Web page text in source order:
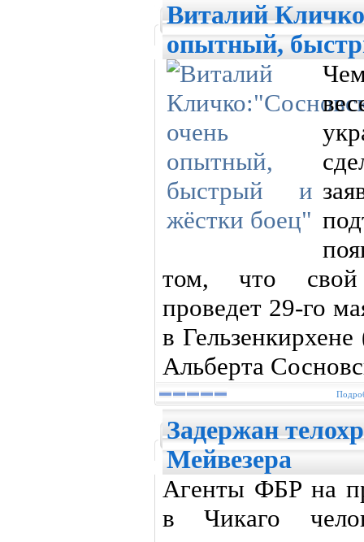
Виталий
опытный,
том, что свой
проведет 29-го
в
Альберта
Задержан
Мейвезера
Агенты ФБР на
в Чикаго